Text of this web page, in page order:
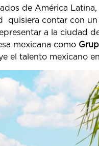
de América
contar con un
a la ciudad
mexicana como
el talento mexicano